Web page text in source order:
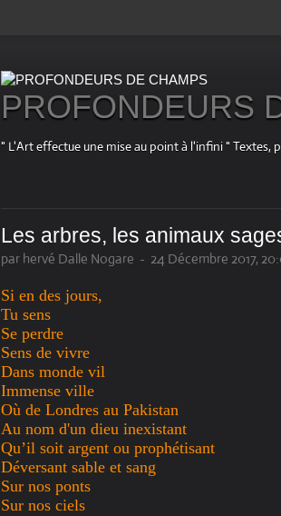
PROFONDEURS
" L'Art effectue une mise au point à l'infini " Textes,
Les arbres, les animaux
par hervé Dalle Nogare - 24 Décembre 2017,
Si en des jours,
Tu sens
Se perdre
Sens de vivre
Dans monde vil
Immense ville
Où de Londres au Pakistan
Au nom d'un dieu inexistant
Qu’il soit argent ou prophétisant
Déversant sable et sang
Sur nos ponts
Sur nos ciels